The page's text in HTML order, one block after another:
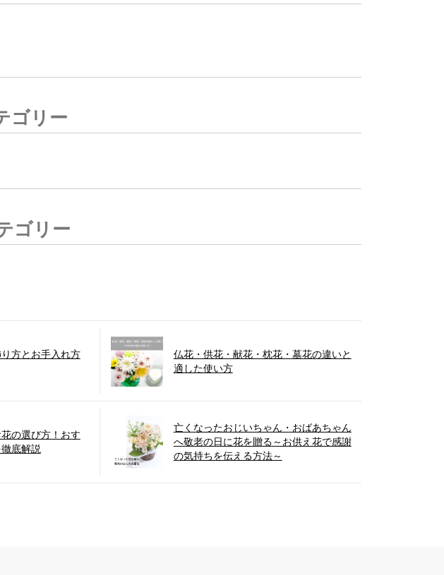
ゴリー
ゴリー
方とお手入れ方
仏花・供花・献花・枕花・墓花の違いと
適した使い方
の選び方！おす
底解説
亡くなったおじいちゃん・おばあちゃん
へ敬老の日に花を贈る～お供え花で感謝
の気持ちを伝える方法～